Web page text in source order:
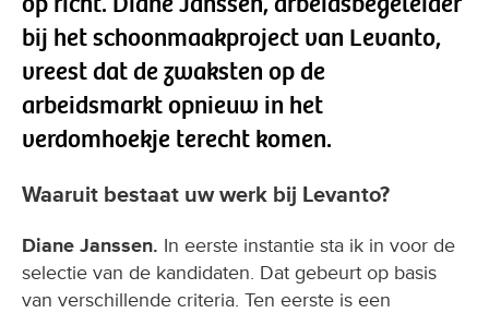
bij het schoonmaakproject van Levanto,
vreest dat de zwaksten op de
arbeidsmarkt opnieuw in het
verdomhoekje terecht komen.
Waaruit bestaat uw werk bij Levanto?
Diane Janssen. In eerste instantie sta ik in voor de
selectie van de kandidaten. Dat gebeurt op basis
van verschillende criteria. Ten eerste is een